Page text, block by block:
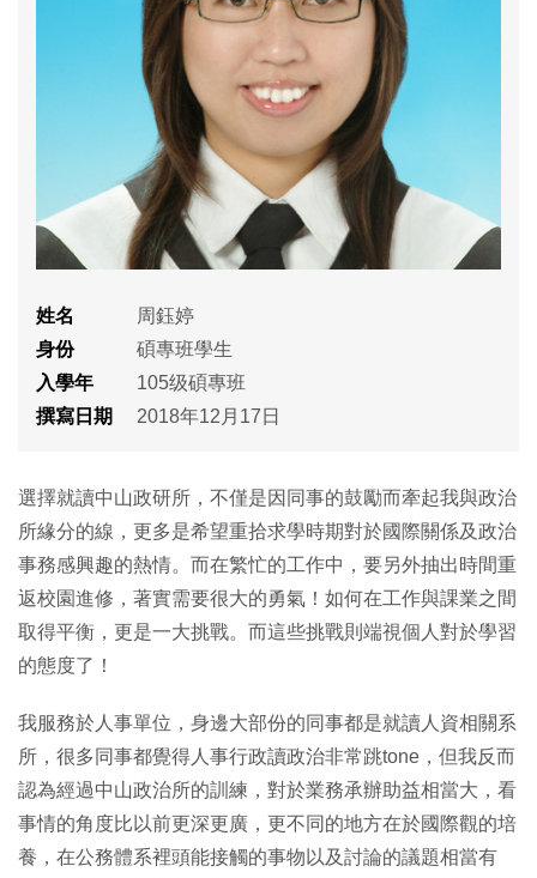
姓名
周鈺婷
身份
碩專班學生
入學年
105级碩專班
撰寫日期
2018年12月17日
選擇就讀中山政研所，不僅是因同事的鼓勵而牽起我與政治
所緣分的線，更多是希望重拾求學時期對於國際關係及政治
事務感興趣的熱情。而在繁忙的工作中，要另外抽出時間重
返校園進修，著實需要很大的勇氣！如何在工作與課業之間
取得平衡，更是一大挑戰。而這些挑戰則端視個人對於學習
的態度了！
我服務於人事單位，身邊大部份的同事都是就讀人資相關系
所，很多同事都覺得人事行政讀政治非常跳tone，但我反而
認為經過中山政治所的訓練，對於業務承辦助益相當大，看
事情的角度比以前更深更廣，更不同的地方在於國際觀的培
養，在公務體系裡頭能接觸的事物以及討論的議題相當有